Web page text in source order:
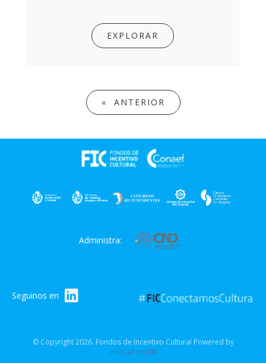
EXPLORAR
« ANTERIOR
Administra:
Seguinos en
© Copyright 2026. Fondos de Incentivo Cultural Powered by
InnovaPortal®